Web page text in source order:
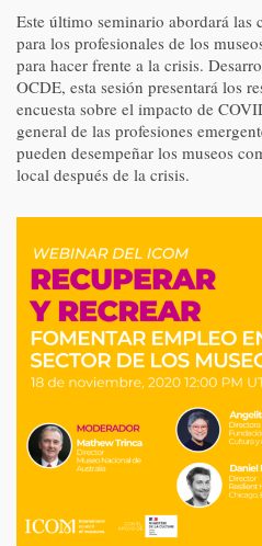
Este último seminario abordará las
para los profesionales de los
para hacer frente a la crisis.
OCDE, esta sesión presentará los
encuesta sobre el impacto de
general de las profesiones
pueden desempeñar los museos
local después de la crisis.